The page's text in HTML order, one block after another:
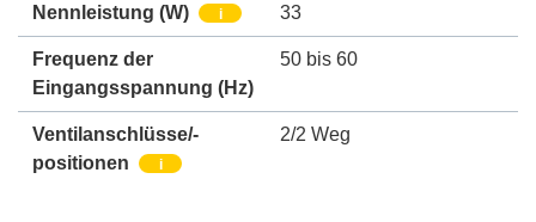
Nennleistung (W) i 33
Frequenz der
Eingangsspannung (Hz)
50 bis 60
Ventilanschlüsse/-
positionen
i
2/2 Weg